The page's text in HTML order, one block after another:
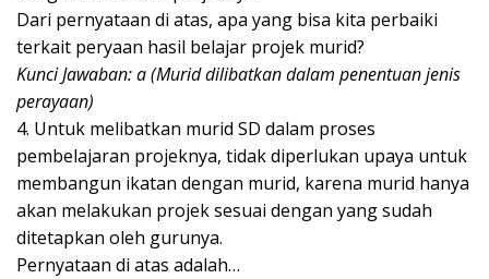
Dari pernyataan di atas, apa yang bisa kita perbaiki
terkait peryaan hasil belajar projek murid?
Kunci Jawaban: a (Murid dilibatkan dalam penentuan jenis
perayaan)
4. Untuk melibatkan murid SD dalam proses
pembelajaran projeknya, tidak diperlukan upaya untuk
membangun ikatan dengan murid, karena murid hanya
akan melakukan projek sesuai dengan yang sudah
ditetapkan oleh gurunya.
Pernyataan di atas adalah…